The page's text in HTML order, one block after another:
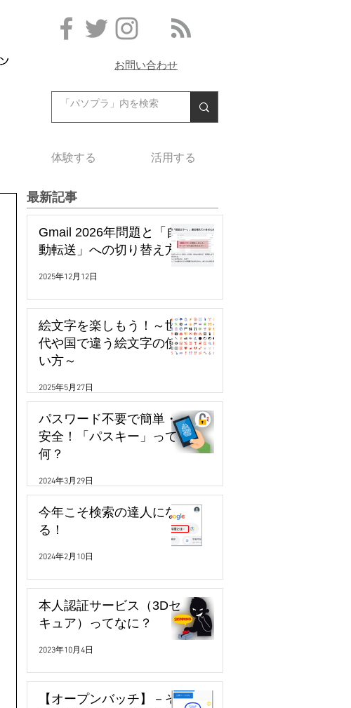
お問い合わせ
体験する 活用する
最新記事
Gmail 2026年問題と「自
動転送」への切り替え方
2025年12月12日
絵文字を楽しもう！～世
代や国で違う絵文字の使
い方～
2025年5月27日
パスワード不要で簡単・
安全！「パスキー」って
何？
2024年3月29日
今年こそ検索の達人にな
る！
2024年2月10日
本人認証サービス（3Dセ
キュア）ってなに？
2023年10月4日
【オープンバッチ】－そ